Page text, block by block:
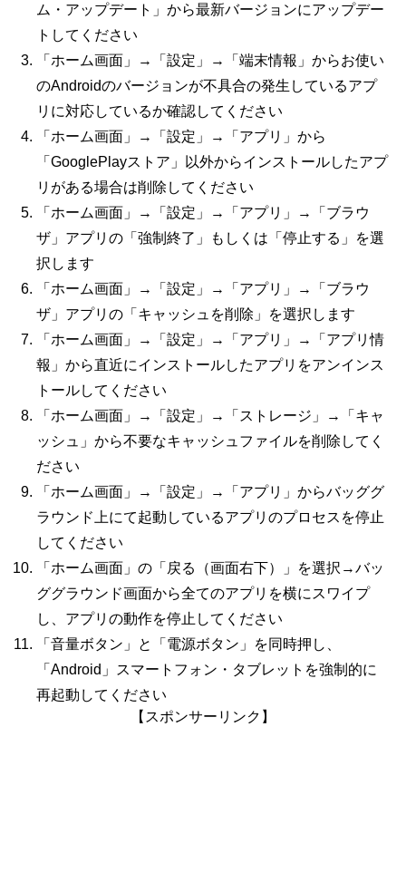
ム・アップデート」から最新バージョンにアップデー
トしてください
「ホーム画面」→「設定」→「端末情報」からお使い
のAndroidのバージョンが不具合の発生しているアプ
リに対応しているか確認してください
「ホーム画面」→「設定」→「アプリ」から
「GooglePlayストア」以外からインストールしたアプ
リがある場合は削除してください
「ホーム画面」→「設定」→「アプリ」→「ブラウ
ザ」アプリの「強制終了」もしくは「停止する」を選
択します
「ホーム画面」→「設定」→「アプリ」→「ブラウ
ザ」アプリの「キャッシュを削除」を選択します
「ホーム画面」→「設定」→「アプリ」→「アプリ情
報」から直近にインストールしたアプリをアンインス
トールしてください
「ホーム画面」→「設定」→「ストレージ」→「キャ
ッシュ」から不要なキャッシュファイルを削除してく
ださい
「ホーム画面」→「設定」→「アプリ」からバッググ
ラウンド上にて起動しているアプリのプロセスを停止
してください
「ホーム画面」の「戻る（画面右下）」を選択→バッ
ググラウンド画面から全てのアプリを横にスワイプ
し、アプリの動作を停止してください
「音量ボタン」と「電源ボタン」を同時押し、
「Android」スマートフォン・タブレットを強制的に
再起動してください
【スポンサーリンク】